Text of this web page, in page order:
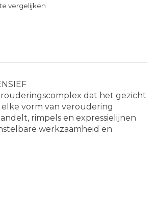
vergelijken
dat het gezicht
vorm van veroudering
rimpels en expressielijnen
werkzaamheid en